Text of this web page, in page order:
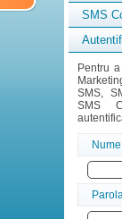
SMS
Pentru
SMS,
SMS